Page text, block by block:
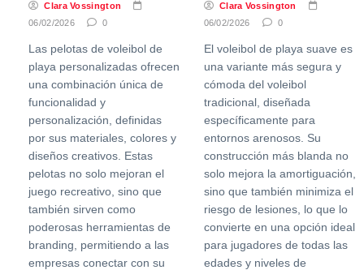
Clara Vossington
06/02/2026
0
Las pelotas de voleibol de
playa personalizadas ofrecen
una combinación única de
funcionalidad y
personalización, definidas
por sus materiales, colores y
diseños creativos. Estas
pelotas no solo mejoran el
juego recreativo, sino que
también sirven como
poderosas herramientas de
branding, permitiendo a las
empresas conectar con su
Clara Vossington
06/02/2026
0
El voleibol de playa suave es
una variante más segura y
cómoda del voleibol
tradicional, diseñada
específicamente para
entornos arenosos. Su
construcción más blanda no
solo mejora la amortiguación,
sino que también minimiza el
riesgo de lesiones, lo que lo
convierte en una opción ideal
para jugadores de todas las
edades y niveles de